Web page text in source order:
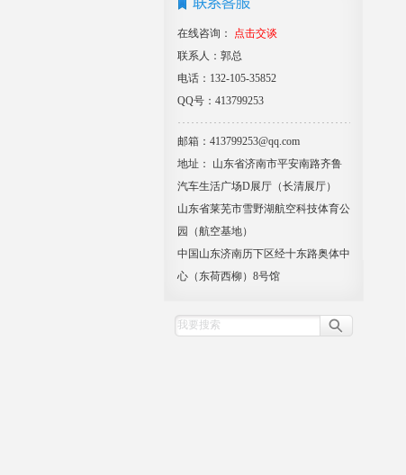
在线咨询：
点击交谈
联系人：郭总
电话：132-105-35852
QQ号：413799253
邮箱：413799253@qq.com
地址： 山东省济南市平安南路齐鲁
汽车生活广场D展厅（长清展厅）
山东省莱芜市雪野湖航空科技体育公
园（航空基地）
中国山东济南历下区经十东路奥体中
心（东荷西柳）8号馆